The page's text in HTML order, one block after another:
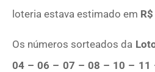
loteria estava estimado em
Os números sorteados da
04 – 06 – 07 – 08 – 10 –